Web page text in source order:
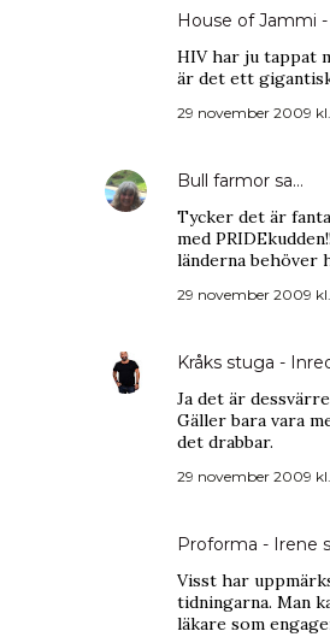
House of Jammi
HIV har ju tappat
är det ett
29 november 2009 kl.
Bull farmor sa…
Tycker det är
med
länderna behöver
29 november 2009 kl.
Kråks stuga -
Ja det är
Gäller bara vara
det drabbar.
29 november 2009
Proforma - Irene
Visst har
tidningarna. Man
läkare som